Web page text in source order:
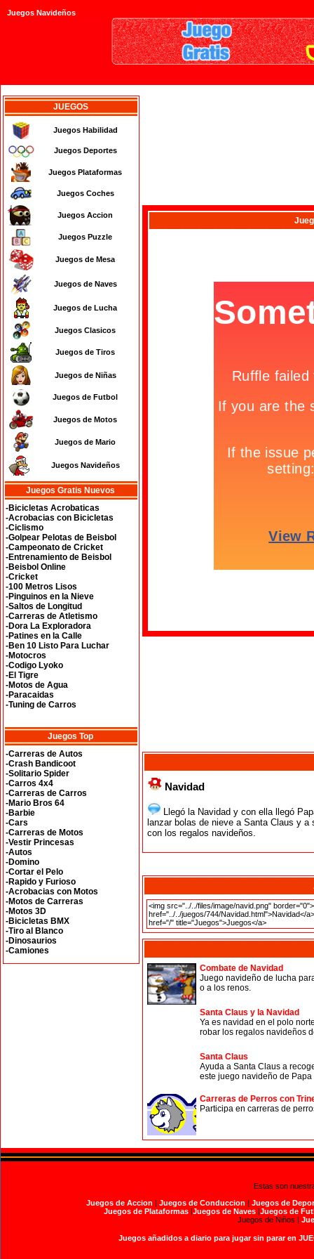
Juegos Navideños
JUEGOS
Juegos Habilidad
Juegos Deportes
Juegos Plataformas
Juegos Coches
Juegos Accion
Juegos Puzzle
Juegos de Mesa
Juegos de Naves
Juegos de Lucha
Juegos Clasicos
Juegos de Tiros
Juegos de Niñas
Juegos de Futbol
Juegos de Motos
Juegos de Mario
Juegos Navideños
Juegos Gratis Nuevos
-Bicicletas Acrobaticas
-Acrobacias con Bicicletas
-Ciclismo
-Golpear Pelotas de Beisbol
-Campeonato de Cricket
-Entrenamiento de Beisbol
-Beisbol Online
-Cricket
-100 Metros Lisos
-Pinguinos en la Nieve
-Saltos de Longitud
-Carreras de Atletismo
-Dora La Exploradora
-Patines en la Calle
-Ben 10 Listo Para Luchar
-Motocros
-Codigo Lyoko
-El Tigre
-Motos de Agua
-Paracaidas
-Tuning de Carros
Juegos Top
-Carreras de Autos
-Crash Bandicoot
-Solitario Spider
-Carros 4x4
-Carreras de Carros
-Mario Bros 64
-Barbie
-Cars
-Carreras de Motos
-Vestir Princesas
-Autos
-Domino
-Cortar el Pelo
-Rapido y Furioso
-Acrobacias con Motos
-Motos de Carreras
-Motos 3D
-Bicicletas BMX
-Tiro al Blanco
-Dinosaurios
-Camiones
Navidad
Llegó la Navidad y con ella llegó
lanzar bolas de nieve a Santa Claus y a
con los regalos navideños.
Combate de Navidad
Juego navideño de lucha
o a los renos.
Santa Claus y la Navidad
Ya es navidad en el polo
robar los regalos navideños
Santa Claus
Ayuda a Santa Claus a
este juego navideño de Papa
Carreras de Perros con
Participa en carreras de
Estas son
Juegos de Accion | Juegos de Conduccion | Juegos de
Juegos de Plataformas|Juegos de Naves|Juegos de
Juegos de Niños |
Juegos añadidos a diario para jugar sin parar en